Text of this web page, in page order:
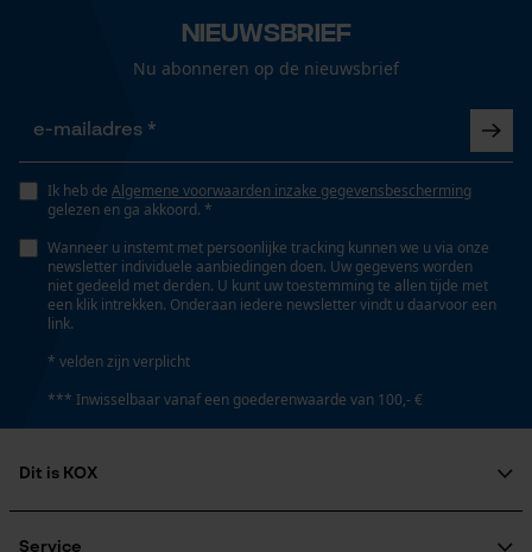
Nieuwsbrief
Nu abonneren op de nieuwsbrief
Ik heb de Algemene voorwaarden inzake gegevensbescherming
gelezen en ga akkoord. *
Wanneer u instemt met persoonlijke tracking kunnen we u via onze
newsletter individuele aanbiedingen doen. Uw gegevens worden
niet gedeeld met derden. U kunt uw toestemming te allen tijde met
een klik intrekken. Onderaan iedere newsletter vindt u daarvoor een
link.
* velden zijn verplicht
*** Inwisselbaar vanaf een goederenwaarde van 100,- €
Dit is KOX
Service